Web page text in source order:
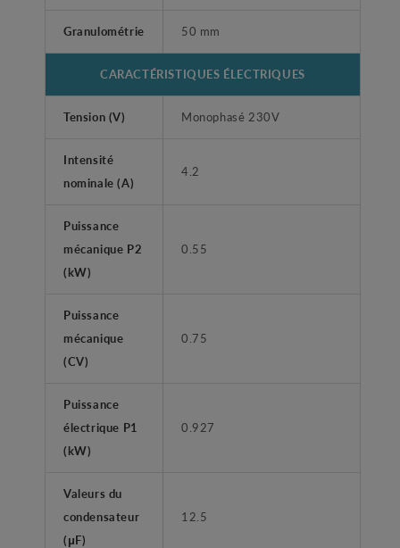
Granulométrie 50 mm
CARACTÉRISTIQUES ÉLECTRIQUES
Tension (V) Monophasé 230V
Intensité
nominale (A)
4.2
Puissance
mécanique P2
(kW)
0.55
Puissance
mécanique
(CV)
0.75
Puissance
électrique P1
(kW)
0.927
Valeurs du
condensateur
(μF)
12.5